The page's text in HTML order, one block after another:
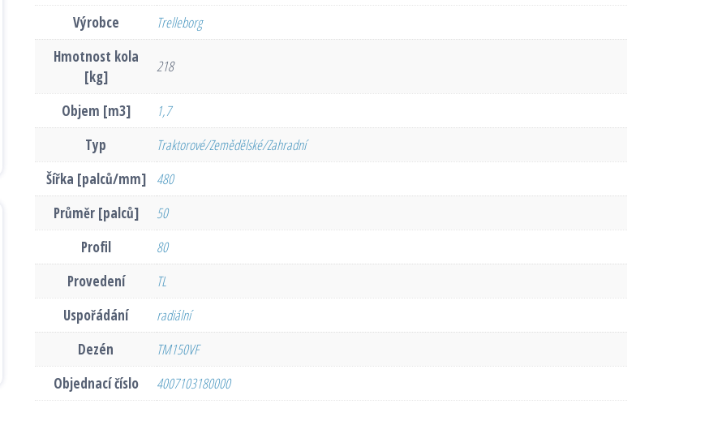
Výrobce
Trelleborg
Hmotnost kola
[kg]
218
Objem [m3]
1,7
Typ
Traktorové/Zemědělské/Zahradní
Šířka [palců/mm]
480
Průměr [palců]
50
Profil
80
Provedení
TL
Uspořádání
radiální
Dezén
TM150VF
Objednací číslo
4007103180000